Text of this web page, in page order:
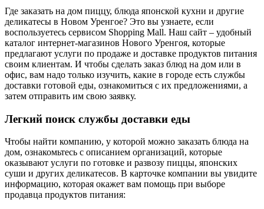
Где заказать на дом пиццу, блюда японской кухни и другие
деликатесы в Новом Уренгое? Это вы узнаете, если
воспользуетесь сервисом Shopping Mall. Наш сайт – удобный
каталог интернет-магазинов Нового Уренгоя, которые
предлагают услуги по продаже и доставке продуктов питания
своим клиентам. И чтобы сделать заказ блюд на дом или в
офис, вам надо только изучить, какие в городе есть службы
доставки готовой еды, ознакомиться с их предложениями, а
затем отправить им свою заявку.
Легкий поиск службы доставки еды
Чтобы найти компанию, у которой можно заказать блюда на
дом, ознакомьтесь с описанием организаций, которые
оказывают услуги по готовке и развозу пиццы, японских
суши и других деликатесов. В карточке компании вы увидите
информацию, которая окажет вам помощь при выборе
продавца продуктов питания: